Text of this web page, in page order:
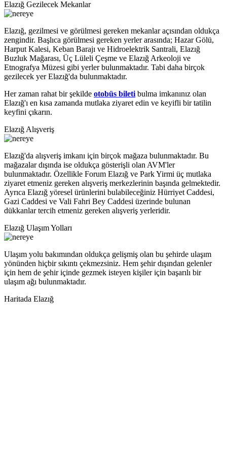
Elazığ Gezilecek Mekanlar
Elazığ, gezilmesi ve görülmesi gereken mekanlar açısından oldukça
zengindir. Başlıca görülmesi gereken yerler arasında; Hazar Gölü,
Harput Kalesi, Keban Barajı ve Hidroelektrik Santrali, Elazığ
Buzluk Mağarası, Üç Lüleli Çeşme ve Elazığ Arkeoloji ve
Etnografya Müzesi gibi yerler bulunmaktadır. Tabi daha birçok
gezilecek yer Elazığ'da bulunmaktadır.
Her zaman rahat bir şekilde otobüs bileti bulma imkanınız olan
Elazığ'ı en kısa zamanda mutlaka ziyaret edin ve keyifli bir tatilin
keyfini çıkarın.
Elazığ Alışveriş
Elazığ'da alışveriş imkanı için birçok mağaza bulunmaktadır. Bu
mağazalar dışında ise oldukça gösterişli olan AVM'ler
bulunmaktadır. Özellikle Forum Elazığ ve Park Yirmi üç mutlaka
ziyaret etmeniz gereken alışveriş merkezlerinin başında gelmektedir.
Ayrıca Elazığ yöresel ürünlerini bulabileceğiniz Hürriyet Caddesi,
Gazi Caddesi ve Vali Fahri Bey Caddesi üzerinde bulunan
dükkanlar tercih etmeniz gereken alışveriş yerleridir.
Elazığ Ulaşım Yolları
Ulaşım yolu bakımından oldukça gelişmiş olan bu şehirde ulaşım
yönünden hiçbir sıkıntı çekmezsiniz. Hem şehir dışından gelenler
için hem de şehir içinde gezmek isteyen kişiler için başarılı bir
ulaşım ağı bulunmaktadır.
Haritada Elazığ